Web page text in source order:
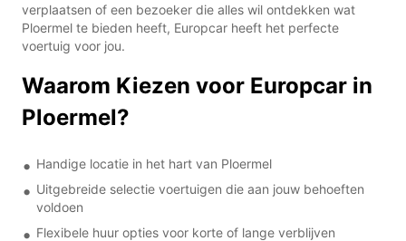
verplaatsen of een bezoeker die alles wil ontdekken wat
Ploermel te bieden heeft, Europcar heeft het perfecte
voertuig voor jou.
Waarom Kiezen voor Europcar in
Ploermel?
Handige locatie in het hart van Ploermel
Uitgebreide selectie voertuigen die aan jouw behoeften
voldoen
Flexibele huur opties voor korte of lange verblijven